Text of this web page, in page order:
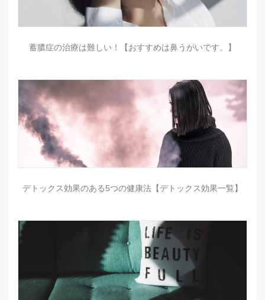
蓄膿症の治療は難しい！【おすすめは鼻うがいです。】
デトックス効果のある5つの健康法【デトックス効果一覧】